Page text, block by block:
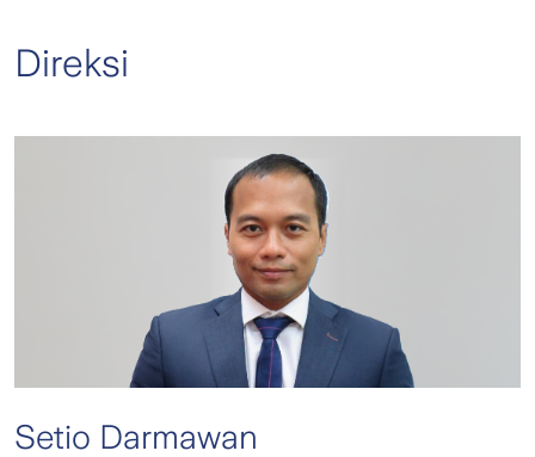
Direksi
Setio Darmawan